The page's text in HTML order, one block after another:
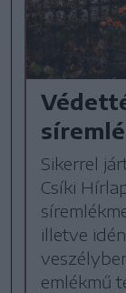
Sikerrel
Csíki
illetve
emlékmű